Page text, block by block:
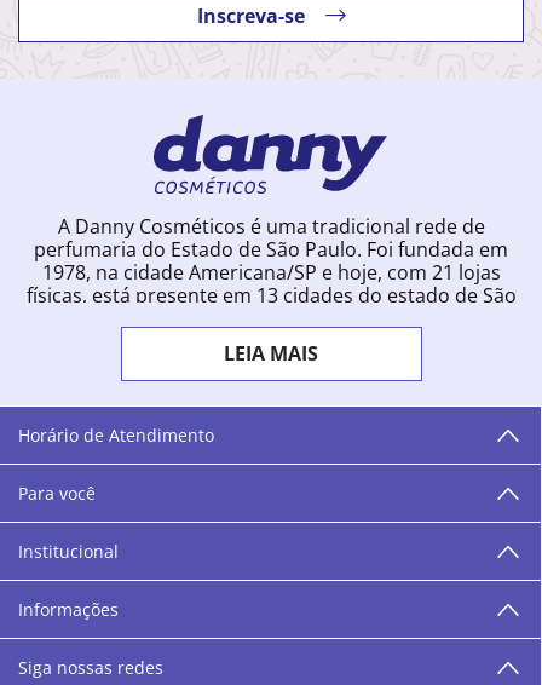
Inscreva-se
A Danny Cosméticos é uma tradicional rede de
perfumaria do Estado de São Paulo. Foi fundada em
1978, na cidade Americana/SP e hoje, com 21 lojas
físicas, está presente em 13 cidades do estado de São
começou a vender para todo o território brasileiro.
Com uma infinidade de marcas e a filosofia de vender
produtos que vão do popular ao luxo, a Danny
Cosméticos mantém parceria com aproximadamente
300 grandes fornecedores e lançamentos diários na
área de beleza. São 12 centros técnicos que oferecem
programação semanal de cursos e encontros.
“O varejo corre nas nossas veias como nossos valores
humanos, éticos e morais. E que o branco e o azul anil,
as cores da Danny Cosméticos, possam continuar
transmitindo paz e harmonia para todos vocês!”
LEIA MAIS
Horário de Atendimento
Para você
Institucional
Informações
Siga nossas redes